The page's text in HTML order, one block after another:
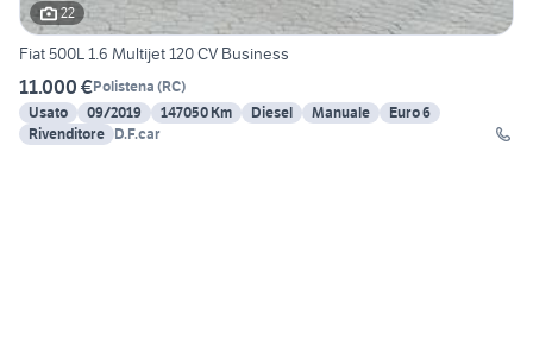
22
Fiat 500L 1.6 Multijet 120 CV Business
11.000 €Polistena (RC)
Usato
09/2019 147050 Km Diesel Manuale
Euro 6
Rivenditore D.F.car